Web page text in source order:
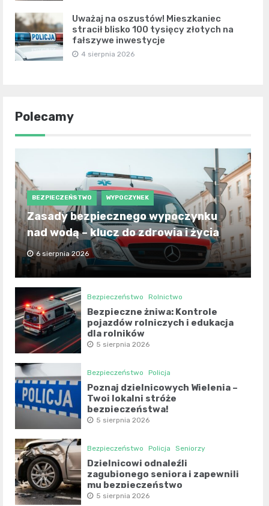
Uważaj na oszustów! Mieszkaniec
stracił blisko 100 tysięcy złotych na
fałszywe inwestycje
4 sierpnia 2026
Polecamy
BEZPIECZEŃSTWO WYPOCZYNEK
Zasady bezpiecznego wypoczynku
nad wodą – klucz do zdrowia i życia
6 sierpnia 2026
Bezpieczeństwo Rolnictwo
Bezpieczne żniwa: Kontrole
pojazdów rolniczych i edukacja
dla rolników
5 sierpnia 2026
Bezpieczeństwo Policja
Poznaj dzielnicowych Wielenia –
Twoi lokalni stróże
bezpieczeństwa!
5 sierpnia 2026
Bezpieczeństwo Policja Seniorzy
Dzielnicowi odnaleźli
zagubionego seniora i zapewnili
mu bezpieczeństwo
5 sierpnia 2026